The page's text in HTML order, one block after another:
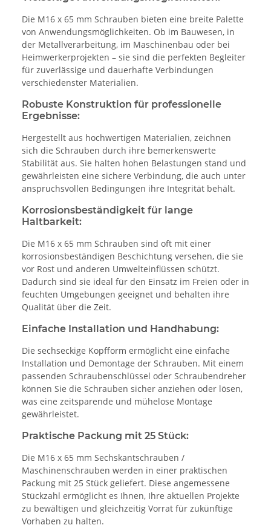
Die M16 x 65 mm Schrauben bieten eine breite Palette
von Anwendungsmöglichkeiten. Ob im Bauwesen, in
der Metallverarbeitung, im Maschinenbau oder bei
Heimwerkerprojekten – sie sind die perfekten Begleiter
für zuverlässige und dauerhafte Verbindungen
verschiedenster Materialien.
Robuste Konstruktion für professionelle
Ergebnisse:
Hergestellt aus hochwertigen Materialien, zeichnen
sich die Schrauben durch ihre bemerkenswerte
Stabilität aus. Sie halten hohen Belastungen stand und
gewährleisten eine sichere Verbindung, die auch unter
anspruchsvollen Bedingungen ihre Integrität behält.
Korrosionsbeständigkeit für lange
Haltbarkeit:
Die M16 x 65 mm Schrauben sind oft mit einer
korrosionsbeständigen Beschichtung versehen, die sie
vor Rost und anderen Umwelteinflüssen schützt.
Dadurch sind sie ideal für den Einsatz im Freien oder in
feuchten Umgebungen geeignet und behalten ihre
Qualität über die Zeit.
Einfache Installation und Handhabung:
Die sechseckige Kopfform ermöglicht eine einfache
Installation und Demontage der Schrauben. Mit einem
passenden Schraubenschlüssel oder Schraubendreher
können Sie die Schrauben sicher anziehen oder lösen,
was eine zeitsparende und mühelose Montage
gewährleistet.
Praktische Packung mit 25 Stück:
Die M16 x 65 mm Sechskantschrauben /
Maschinenschrauben werden in einer praktischen
Packung mit 25 Stück geliefert. Diese angemessene
Stückzahl ermöglicht es Ihnen, Ihre aktuellen Projekte
zu bewältigen und gleichzeitig Vorrat für zukünftige
Vorhaben zu halten.